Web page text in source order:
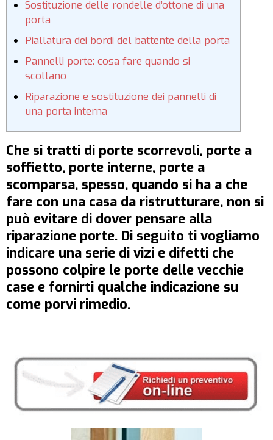
Sostituzione delle rondelle d’ottone di una
porta
Piallatura dei bordi del battente della porta
Pannelli porte: cosa fare quando si
scollano
Riparazione e sostituzione dei pannelli di
una porta interna
Che si tratti di porte scorrevoli, porte a
soffietto, porte interne, porte a
scomparsa, spesso, quando si ha a che
fare con una casa da ristrutturare, non si
può evitare di dover pensare alla
riparazione porte. Di seguito ti vogliamo
indicare una serie di vizi e difetti che
possono colpire le porte delle vecchie
case e fornirti qualche indicazione su
come porvi rimedio.